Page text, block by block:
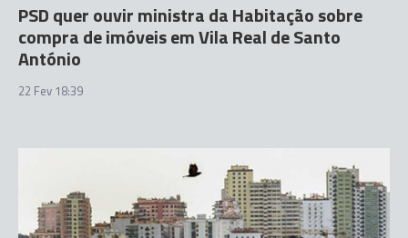
PSD quer ouvir ministra da Habitação sobre
compra de imóveis em Vila Real de Santo
António
22 Fev 18:39